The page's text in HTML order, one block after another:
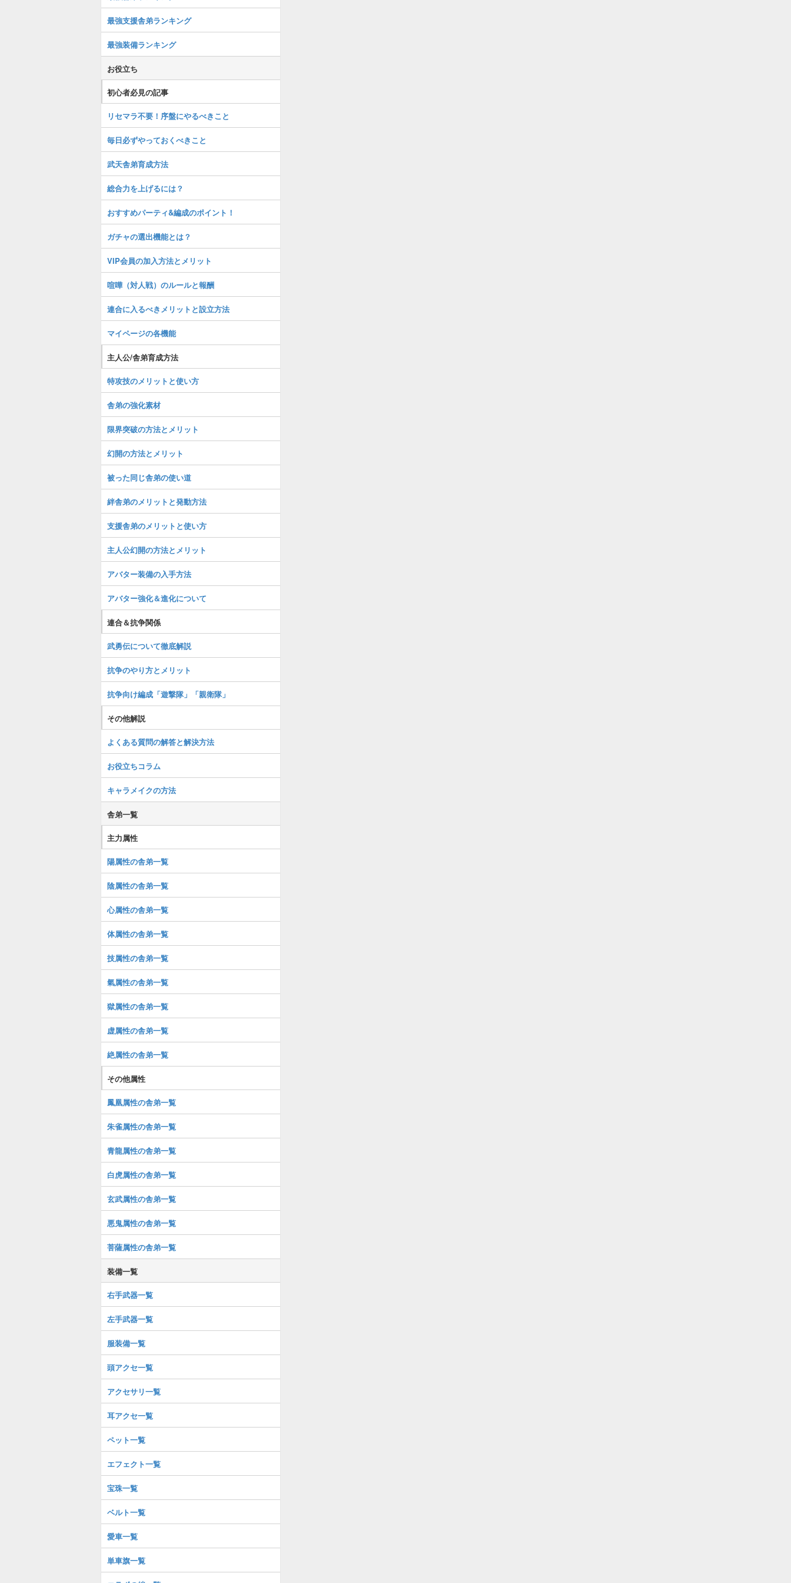
最強支援舎弟ランキング
最強装備ランキング
お役立ち
初心者必見の記事
リセマラ不要！序盤にやるべきこと
毎日必ずやっておくべきこと
武天舎弟育成方法
総合力を上げるには？
おすすめパーティ&編成のポイント！
ガチャの選出機能とは？
VIP会員の加入方法とメリット
喧嘩（対人戦）のルールと報酬
連合に入るべきメリットと設立方法
マイページの各機能
主人公/舎弟育成方法
特攻技のメリットと使い方
舎弟の強化素材
限界突破の方法とメリット
幻開の方法とメリット
被った同じ舎弟の使い道
絆舎弟のメリットと発動方法
支援舎弟のメリットと使い方
主人公幻開の方法とメリット
アバター装備の入手方法
アバター強化＆進化について
連合＆抗争関係
武勇伝について徹底解説
抗争のやり方とメリット
抗争向け編成「遊撃隊」「親衛隊」
その他解説
よくある質問の解答と解決方法
お役立ちコラム
キャラメイクの方法
舎弟一覧
主力属性
陽属性の舎弟一覧
陰属性の舎弟一覧
心属性の舎弟一覧
体属性の舎弟一覧
技属性の舎弟一覧
氣属性の舎弟一覧
獄属性の舎弟一覧
虚属性の舎弟一覧
絶属性の舎弟一覧
その他属性
鳳凰属性の舎弟一覧
朱雀属性の舎弟一覧
青龍属性の舎弟一覧
白虎属性の舎弟一覧
玄武属性の舎弟一覧
悪鬼属性の舎弟一覧
菩薩属性の舎弟一覧
装備一覧
右手武器一覧
左手武器一覧
服装備一覧
頭アクセ一覧
アクセサリ一覧
耳アクセ一覧
ペット一覧
エフェクト一覧
宝珠一覧
ベルト一覧
愛車一覧
単車旗一覧